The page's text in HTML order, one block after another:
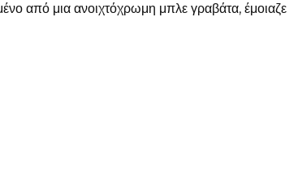
από μια ανοιχτόχρωμη μπλε γραβάτα, έμοιαζε